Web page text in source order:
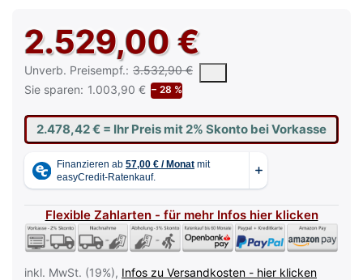
2.529,00 €
Unverb. Preisempf.: 3.532,90 €
Die UVP ist der vorgeschlagene oder empfohlene
Sie sparen: 1.003,90 € − 28 %
2.478,42 € = Ihr Preis mit 2% Skonto bei Vorkasse
Flexible Zahlarten - für mehr Infos hier klicken
inkl. MwSt. (19%), Infos zu Versandkosten - hier klicken